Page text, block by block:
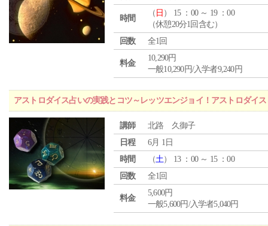
時間
（ 日 ） 15 ：00 ～ 19 ：00
（休憩20分1回含む）
回数
全1回
料金
10,290円
一般10,290円/入学者9,240円
アストロダイス占いの実践とコツ～レッツエンジョイ！アストロダイス
講師
北路 久御子
日程
6月 1日
時間
（土） 13 ：00 ～ 15 ：00
回数
全1回
料金
5,600円
一般5,600円/入学者5,040円